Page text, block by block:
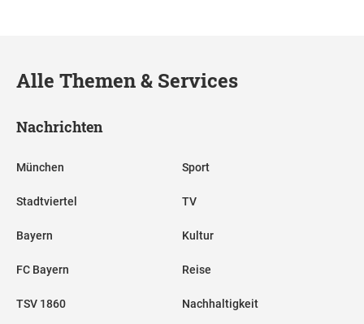
Alle Themen & Services
Nachrichten
München
Stadtviertel
Bayern
FC Bayern
TSV 1860
Sport
TV
Kultur
Reise
Nachhaltigkeit